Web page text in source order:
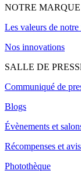
NOTRE MARQUE
Les valeurs de notre
Nos innovations
SALLE DE
Communiqué de
Blogs
Évènements et
Récompenses et
Photothèque